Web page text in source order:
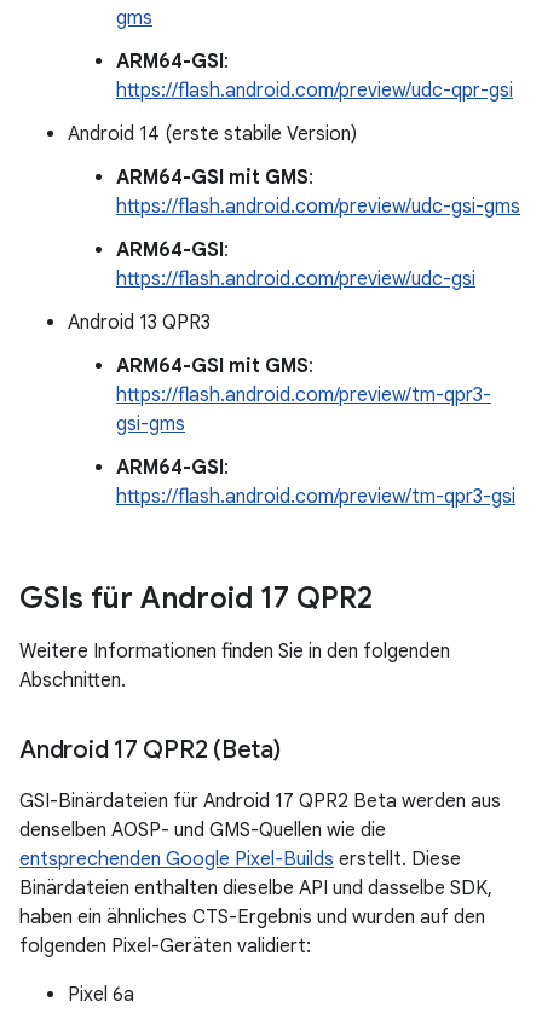
gms
ARM64-GSI:
https://flash.android.com/preview/udc-qpr-gsi
Android 14 (erste stabile Version)
ARM64-GSI mit GMS:
https://flash.android.com/preview/udc-gsi-gms
ARM64-GSI:
https://flash.android.com/preview/udc-gsi
Android 13 QPR3
ARM64-GSI mit GMS:
https://flash.android.com/preview/tm-qpr3-
gsi-gms
ARM64-GSI:
https://flash.android.com/preview/tm-qpr3-gsi
GSIs für Android 17 QPR2
Weitere Informationen finden Sie in den folgenden
Abschnitten.
Android 17 QPR2 (Beta)
GSI-Binärdateien für Android 17 QPR2 Beta werden aus
denselben AOSP- und GMS-Quellen wie die
entsprechenden Google Pixel-Builds erstellt. Diese
Binärdateien enthalten dieselbe API und dasselbe SDK,
haben ein ähnliches CTS-Ergebnis und wurden auf den
folgenden Pixel-Geräten validiert:
Pixel 6a